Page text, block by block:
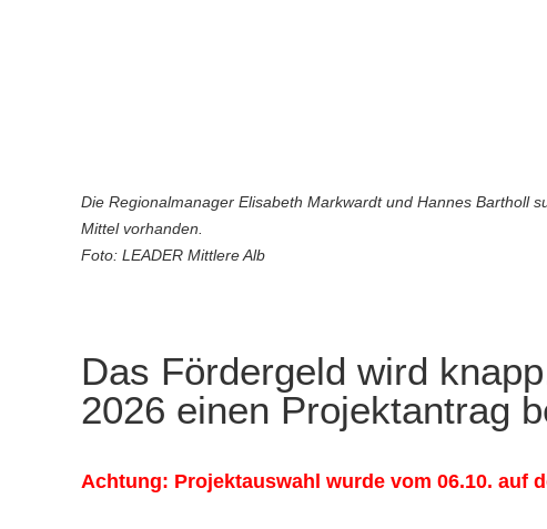
Die Regionalmanager Elisabeth Markwardt und Hannes Bartholl
Mittel vorhanden.
Foto: LEADER Mittlere Alb
Das Fördergeld wird
2026 einen Projektantrag
Achtung: Projektauswahl wurde vom 06.10. auf